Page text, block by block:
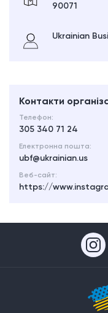
90071
Ukrainian
Контакти
Телефон:
305 340 71 24
Електронна пошта:
ubf@ukrainian.us
Веб-сайт:
https://